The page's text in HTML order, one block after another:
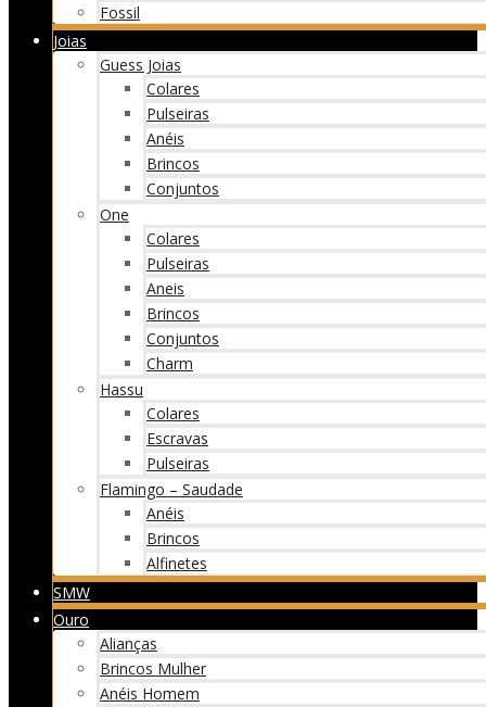
Fossil
Joias
Guess Joias
Colares
Pulseiras
Anéis
Brincos
Conjuntos
One
Colares
Pulseiras
Aneis
Brincos
Conjuntos
Charm
Hassu
Colares
Escravas
Pulseiras
Flamingo – Saudade
Anéis
Brincos
Alfinetes
SMW
Ouro
Alianças
Brincos Mulher
Anéis Homem